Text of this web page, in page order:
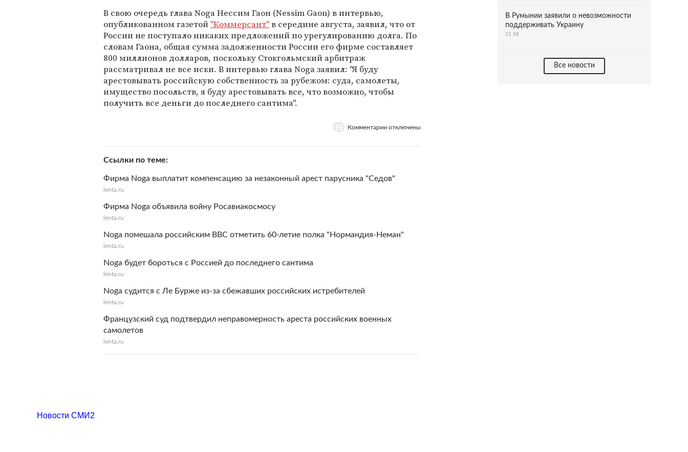
В свою очередь глава Noga Нессим Гаон (Nessim Gaon) в интервью,
опубликованном газетой "Коммерсант"в середине августа, заявил, что от
России не поступало никаких предложений по урегулированию долга. По
словам Гаона, общая сумма задолженности России его фирме составляет
800 миллионов долларов, поскольку Стокгольмский арбитраж
рассматривал не все иски. В интервью глава Noga заявил: "Я буду
арестовывать российскую собственность за рубежом: суда, самолеты,
имущество посольств, я буду арестовывать все, что возможно, чтобы
получить все деньги до последнего сантима".
Комментарии отключены
Ссылки по теме
Фирма Noga выплатит компенсацию за незаконный арест парусника "Седов"
lenta.ru
Фирма Noga объявила войну Росавиакосмосу
lenta.ru
Noga помешала российским ВВС отметить 60-летие полка "Нормандия-Неман"
lenta.ru
Noga будет бороться с Россией до последнего сантима
lenta.ru
Noga судится с Ле Бурже из-за сбежавших российских истребителей
lenta.ru
Французский суд подтвердил неправомерность ареста российских военных
самолетов
lenta.ru
В Румынии заявили о невозможности
поддерживать Украину
21:58
Все новости
Новости СМИ2